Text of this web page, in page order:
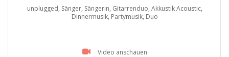
unplugged, Sänger, Sängerin, Gitarrenduo, Akkustik Acoustic,
Dinnermusik, Partymusik, Duo
Video anschauen